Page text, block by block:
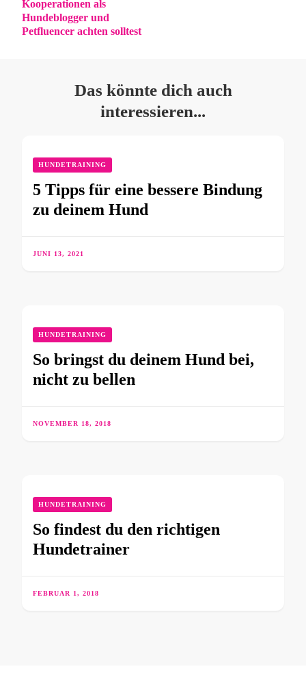
Kooperationen als
Hundeblogger und
Petfluencer achten solltest
Das könnte dich auch
interessieren...
HUNDETRAINING
5 Tipps für eine bessere Bindung
zu deinem Hund
JUNI 13, 2021
HUNDETRAINING
So bringst du deinem Hund bei,
nicht zu bellen
NOVEMBER 18, 2018
HUNDETRAINING
So findest du den richtigen
Hundetrainer
FEBRUAR 1, 2018